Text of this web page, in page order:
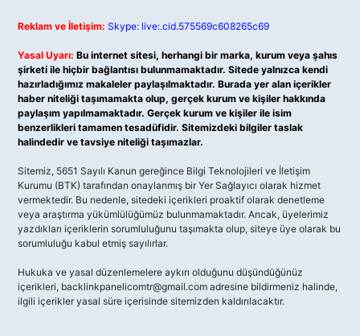
Reklam ve İletişim: Skype: live:.cid.575569c608265c69
Yasal Uyarı: Bu internet sitesi, herhangi bir marka, kurum veya şahıs
şirketi ile hiçbir bağlantısı bulunmamaktadır. Sitede yalnızca kendi
hazırladığımız makaleler paylaşılmaktadır. Burada yer alan içerikler
haber niteliği taşımamakta olup, gerçek kurum ve kişiler hakkında
paylaşım yapılmamaktadır. Gerçek kurum ve kişiler ile isim
benzerlikleri tamamen tesadüfidir. Sitemizdeki bilgiler taslak
halindedir ve tavsiye niteliği taşımazlar.
Sitemiz, 5651 Sayılı Kanun gereğince Bilgi Teknolojileri ve İletişim
Kurumu (BTK) tarafından onaylanmış bir Yer Sağlayıcı olarak hizmet
vermektedir. Bu nedenle, sitedeki içerikleri proaktif olarak denetleme
veya araştırma yükümlülüğümüz bulunmamaktadır. Ancak, üyelerimiz
yazdıkları içeriklerin sorumluluğunu taşımakta olup, siteye üye olarak bu
sorumluluğu kabul etmiş sayılırlar.
Hukuka ve yasal düzenlemelere aykırı olduğunu düşündüğünüz
içerikleri, backlinkpanelicomtr@gmail.com adresine bildirmeniz halinde,
ilgili içerikler yasal süre içerisinde sitemizden kaldırılacaktır.